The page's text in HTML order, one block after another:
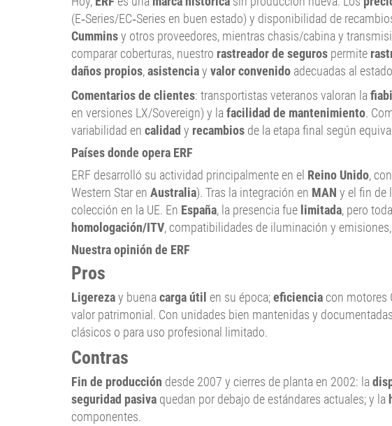
(E‑Series/EC‑Series en buen estado) y disponibilidad de
Cumminsy otros proveedores, mientras chasis/cabina y
comparar coberturas, nuestro rastreador de seguros permite
daños propios,asistenciay valor convenido adecuadas al
Comentarios de clientes: transportistas veteranos valoran la
en versiones LX/Sovereign) y la facilidad de mantenimiento.
variabilidad en calidad y recambios de la etapa final según
Países donde opera ERF
ERF desarrolló su actividad principalmente en el Reino Unido,
Western Star en Australia). Tras la integración en MAN y el fin de
colección en la UE. En España, la presencia fue limitada, pero
homologación/ITV, compatibilidades de iluminación y
Nuestra opinión de ERF
Pros
Ligerezay buena carga útil en su época;eficiencia con motores
valor patrimonial. Con unidades bien mantenidas y
clásicos o para uso profesional limitado.
Contras
Fin de producción desde 2007 y cierres de planta en 2002: la
seguridad pasiva quedan por debajo de estándares actuales; y la
componentes.